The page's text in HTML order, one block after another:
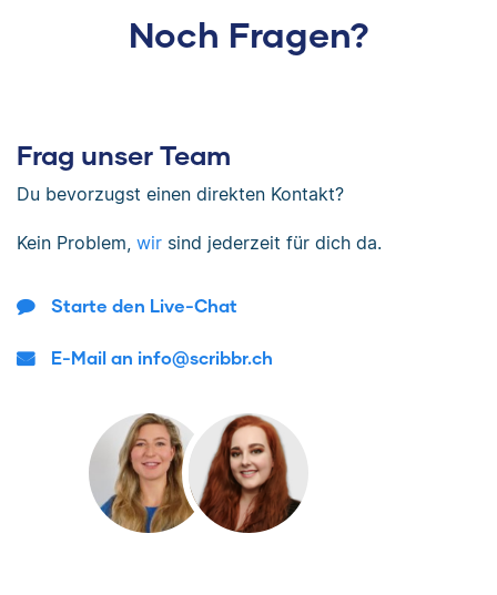
Noch Fragen?
Frag unser Team
Du bevorzugst einen direkten Kontakt?
Kein Problem, wir sind jederzeit für dich da.
Starte den Live-Chat
E-Mail an info@scribbr.ch